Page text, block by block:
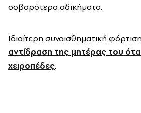
σοβαρότερα αδικήματα.
Ιδιαίτερη συναισθηματική
αντίδραση της μητέρας του
χειροπέδες.